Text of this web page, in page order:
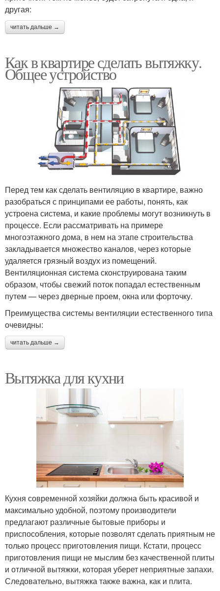
другая:
читать дальше →
Как в квартире сделать вытяжку.
Общее устройство
Перед тем как сделать вентиляцию в квартире, важно
разобраться с принципами ее работы, понять, как
устроена система, и какие проблемы могут возникнуть в
процессе. Если рассматривать на примере
многоэтажного дома, в нем на этапе строительства
закладывается множество каналов, через которые
удаляется грязный воздух из помещений.
Вентиляционная система сконструирована таким
образом, чтобы свежий поток попадал естественным
путем — через дверные проем, окна или форточку.
Преимущества системы вентиляции естественного типа
очевидны:
читать дальше →
Вытяжка для кухни
Кухня современной хозяйки должна быть красивой и
максимально удобной, поэтому производители
предлагают различные бытовые приборы и
приспособления, которые позволят сделать приятным не
только процесс приготовления пищи. Кстати, процесс
приготовления пищи не мыслим без качественной плиты
и отличной вытяжки, которая уберет неприятные запахи.
Следовательно, вытяжка также важна, как и плита.